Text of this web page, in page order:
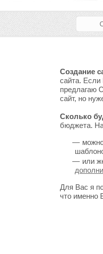
Создание
сайта. Если
предлагаю
сайт, но
Сколько
бюджета.
или
Для Вас я
что именно